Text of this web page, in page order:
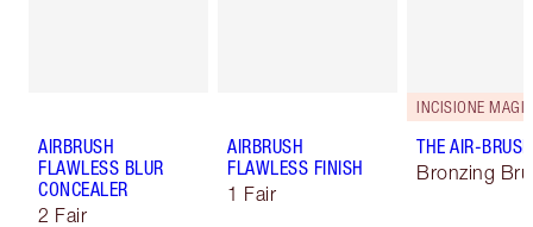
AIRBRUSH
FLAWLESS BLUR
CONCEALER
2 Fair
AIRBRUSH
FLAWLESS FINISH
1 Fair
THE AIR-BRUSH
Bronzing